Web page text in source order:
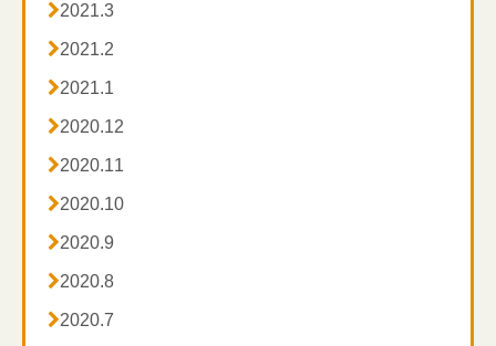
2021.3
2021.2
2021.1
2020.12
2020.11
2020.10
2020.9
2020.8
2020.7